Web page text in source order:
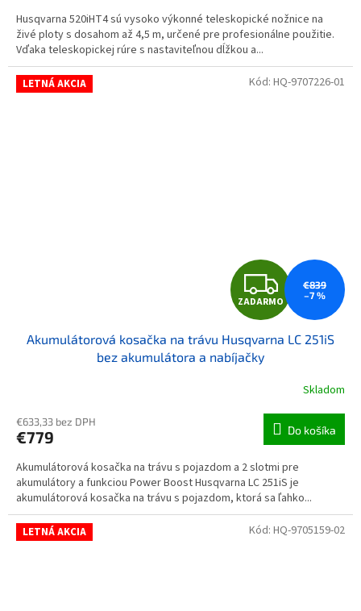
Husqvarna 520iHT4 sú vysoko výkonné teleskopické nožnice na
živé ploty s dosahom až 4,5 m, určené pre profesionálne použitie.
Vďaka teleskopickej rúre s nastaviteľnou dĺžkou a...
LETNÁ AKCIA
ZADARMO
€839
–7 %
Akumulátorová kosačka na trávu Husqvarna LC 251iS
bez akumulátora a nabíjačky
Skladom
€633,33 bez DPH
€779 Do košíka
Akumulátorová kosačka na trávu s pojazdom a 2 slotmi pre
akumulátory a funkciou Power Boost Husqvarna LC 251iS je
akumulátorová kosačka na trávu s pojazdom, ktorá sa ľahko...
Kód: HQ-9707226-01
LETNÁ AKCIA Kód: HQ-9705159-02